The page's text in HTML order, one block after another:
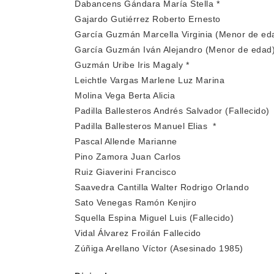
Dabancens Gándara María Stella *
Gajardo Gutiérrez Roberto Ernesto
García Guzmán Marcella Virginia (Menor de
García Guzmán Iván Alejandro (Menor de edad)
Guzmán Uribe Iris Magaly *
Leichtle Vargas Marlene Luz Marina
Molina Vega Berta Alicia
Padilla Ballesteros Andrés Salvador (Fallecido)
Padilla Ballesteros Manuel Elias *
Pascal Allende Marianne
Pino Zamora Juan Carlos
Ruiz Giaverini Francisco
Saavedra Cantilla Walter Rodrigo Orlando
Sato Venegas Ramón Kenjiro
Squella Espina Miguel Luis (Fallecido)
Vidal Álvarez Froilán Fallecido
Zúñiga Arellano Víctor (Asesinado 1985)